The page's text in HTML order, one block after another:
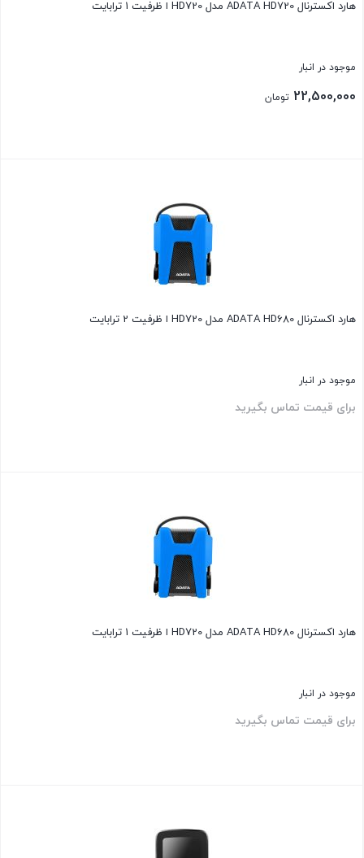
هارد اکسترنال ADATA HD720 مدل HD720 ا ظرفیت 1 ترابایت
موجود در انبار
22,500,000 تومان
هارد اکسترنال ADATA HD680 مدل HD720 ا ظرفیت 2 ترابایت
موجود در انبار
برای قیمت تماس بگیرید
هارد اکسترنال ADATA HD680 مدل HD720 ا ظرفیت 1 ترابایت
موجود در انبار
برای قیمت تماس بگیرید